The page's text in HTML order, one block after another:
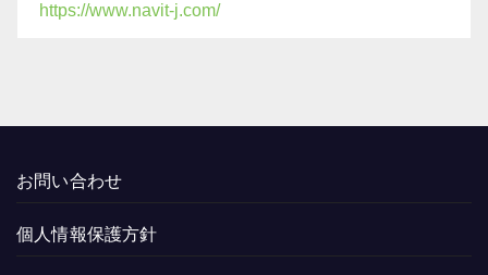
https://www.navit-j.com/
お問い合わせ
個人情報保護方針